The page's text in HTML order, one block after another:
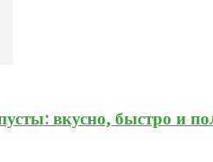
вкусно, быстро и